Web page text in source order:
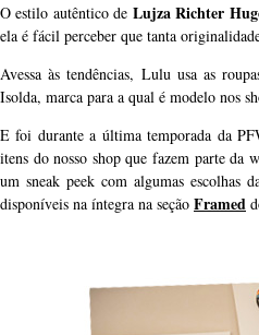
O estilo autêntico de Lujza Richter
ela é fácil perceber que tanta
Avessa às tendências, Lulu usa as
Isolda, marca para a qual é modelo nos
E foi durante a última temporada da
itens do nosso shop que fazem parte
um sneak peek com algumas escolhas
disponíveis na íntegra na seção Framed